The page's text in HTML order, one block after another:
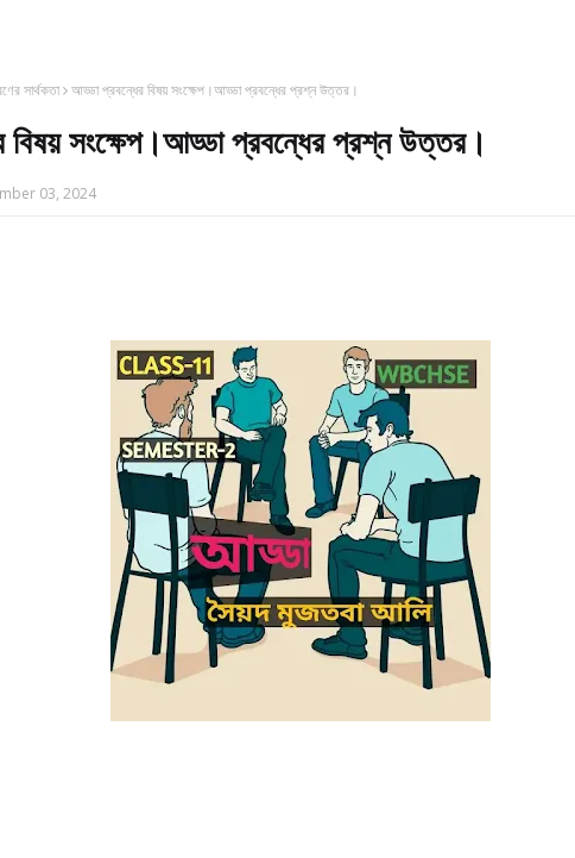
সার্থকতা আড্ডা প্রবন্ধের বিষয় সংক্ষেপ।আড্ডা প্রবন্ধের প্রশ্ন উত্তর।
বিষয় সংক্ষেপ।আড্ডা প্রবন্ধের প্রশ্ন উত্তর।
03, 2024